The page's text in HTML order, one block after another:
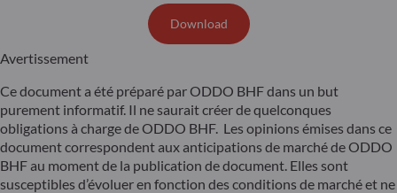
Download
Avertissement
Ce document a été préparé par ODDO BHF dans un but
purement informatif. Il ne saurait créer de quelconques
obligations à charge de ODDO BHF. Les opinions émises dans ce
document correspondent aux anticipations de marché de ODDO
BHF au moment de la publication de document. Elles sont
susceptibles d’évoluer en fonction des conditions de marché et ne